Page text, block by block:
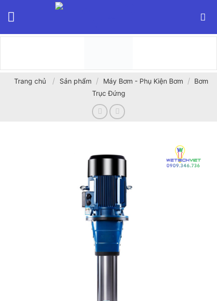
Trang chủ / Sản phẩm / Máy Bơm - Phụ Kiện Bơm / Bơm
Trục Đứng